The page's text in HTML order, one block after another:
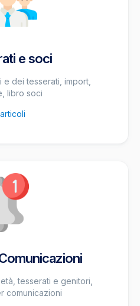
e soci
dei tesserati, import,
libro soci
articoli
tesserati e genitori,
comunicazioni